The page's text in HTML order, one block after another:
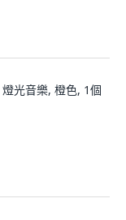
光音樂, 橙色, 1個